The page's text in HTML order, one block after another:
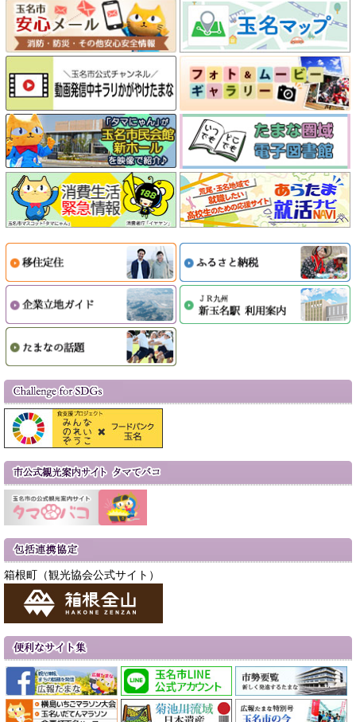
箱根町（観光協会公式サイト）